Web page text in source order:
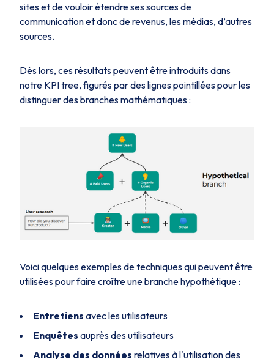
sites et de vouloir étendre ses sources de
communication et donc de revenus, les médias, d’autres
sources.
Dès lors, ces résultats peuvent être introduits dans
notre KPI tree, figurés par des lignes pointillées pour les
distinguer des branches mathématiques :
Voici quelques exemples de techniques qui peuvent être
utilisées pour faire croître une branche hypothétique :
Entretiens avec les utilisateurs
Enquêtes auprès des utilisateurs
Analyse des données relatives à l'utilisation des